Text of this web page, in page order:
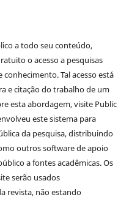
a todo seu conteúdo,
o acesso a pesquisas
Tal acesso está
e citação do trabalho de um
esta abordagem, visite Public
este sistema para
da pesquisa, distribuindo
outros software de apoio
a fontes acadêmicas. Os
serão usados
revista, não estando